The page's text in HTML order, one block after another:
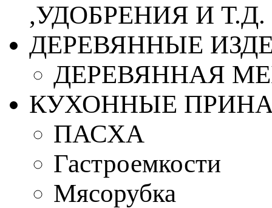
,УДОБРЕНИЯ И Т.Д.
ДЕРЕВЯННЫЕ
ДЕРЕВЯННАЯ
КУХОННЫЕ
ПАСХА
Гастроемкости
Мясорубка